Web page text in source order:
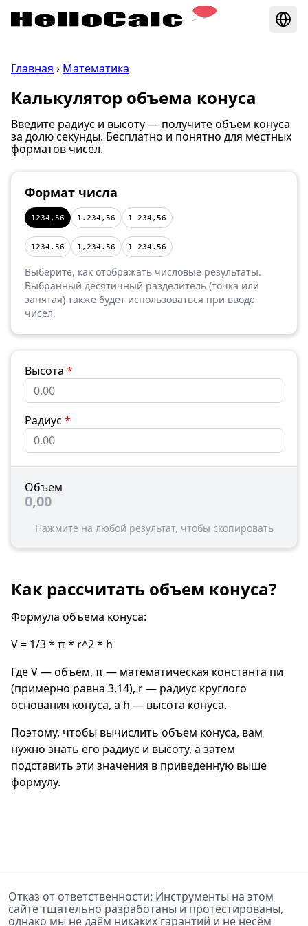
Главная › Математика
Калькулятор объема конуса
Введите радиус и высоту — получите объем конуса
за долю секунды. Бесплатно и понятно для местных
форматов чисел.
Формат числа
1234,56 1.234,56 1 234,56
1234.56 1,234.56 1 234.56
Выберите, как отображать числовые результаты.
Выбранный десятичный разделитель (точка или
запятая) также будет использоваться при вводе
чисел.
Высота *
Радиус *
Объем
0,00
Нажмите на любой результат, чтобы скопировать
Как рассчитать объем конуса?
Формула объема конуса:
V = 1/3 * π * r^2 * h
Где V — объем, π — математическая константа пи
(примерно равна 3,14), r — радиус круглого
основания конуса, а h — высота конуса.
Поэтому, чтобы вычислить объем конуса, вам
нужно знать его радиус и высоту, а затем
подставить эти значения в приведенную выше
формулу.
Отказ от ответственности: Инструменты на этом
сайте тщательно разработаны и протестированы,
однако мы не даём никаких гарантий и не несём